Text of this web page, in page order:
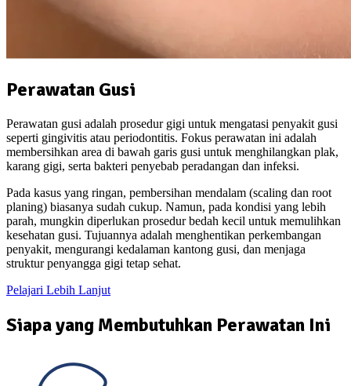
Perawatan Gusi
Perawatan gusi adalah prosedur gigi untuk mengatasi penyakit gusi
seperti gingivitis atau periodontitis. Fokus perawatan ini adalah
membersihkan area di bawah garis gusi untuk menghilangkan plak,
karang gigi, serta bakteri penyebab peradangan dan infeksi.
Pada kasus yang ringan, pembersihan mendalam (scaling dan root
planing) biasanya sudah cukup. Namun, pada kondisi yang lebih
parah, mungkin diperlukan prosedur bedah kecil untuk memulihkan
kesehatan gusi. Tujuannya adalah menghentikan perkembangan
penyakit, mengurangi kedalaman kantong gusi, dan menjaga
struktur penyangga gigi tetap sehat.
Pelajari Lebih Lanjut
Siapa yang Membutuhkan Perawatan Ini